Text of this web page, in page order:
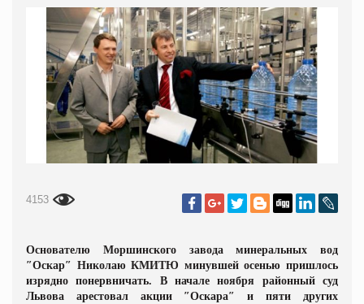
4153
Основателю Моршинского завода минеральных вод
″Оскар″ Николаю КМИТЮ минувшей осенью пришлось
изрядно понервничать. В начале ноября районный суд
Львова арестовал акции ″Оскара″ и пяти других